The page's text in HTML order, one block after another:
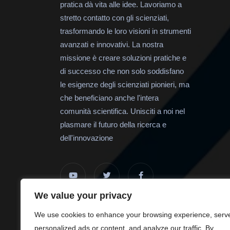
We value your privacy
We use cookies to enhance your browsing experience,
personalized ads or content, and analyze our traffic. By
pratica dà vita alle idee. Lavoriamo a
stretto contatto con gli scienziati,
trasformando le loro visioni in strumenti
avanzati e innovativi. La nostra
missione è creare soluzioni pratiche e
di successo che non solo soddisfano
le esigenze degli scienziati pionieri, ma
che beneficiano anche l'intera
comunità scientifica. Unisciti a noi nel
plasmare il futuro della ricerca e
dell'innovazione